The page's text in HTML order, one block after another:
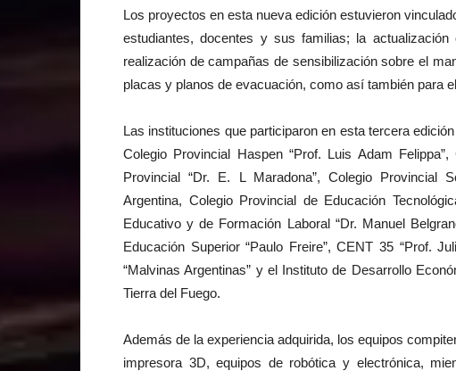
Los proyectos en esta nueva edición estuvieron
estudiantes, docentes y sus familias; la
realización de campañas de sensibilización sobre el
placas y planos de evacuación, como así también para
Las instituciones que participaron en esta tercera
Colegio Provincial Haspen “Prof. Luis Adam
Provincial “Dr. E. L Maradona”, Colegio Provincial
Argentina, Colegio Provincial de Educación
Educativo y de Formación Laboral “Dr. Manuel
Educación Superior “Paulo Freire”, CENT 35 “Prof.
“Malvinas Argentinas” y el Instituto de Desarrollo
Tierra del Fuego.
Además de la experiencia adquirida, los equipos
impresora 3D, equipos de robótica y electrónica,